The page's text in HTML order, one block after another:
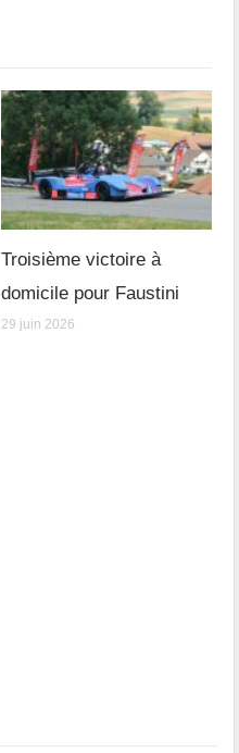
Troisième victoire à
domicile pour Faustini
29 juin 2026